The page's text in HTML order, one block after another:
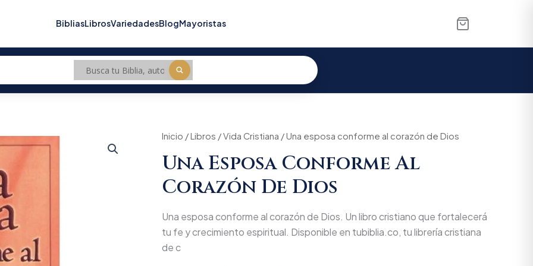
BibliasLibrosVariedadesBlogMayoristas
Inicio /Libros /Vida Cristiana / Una esposa conforme al corazón de Dios
Una Esposa Conforme Al
Corazón De Dios
Una esposa conforme al corazón de Dios. Un libro cristiano que fortalecerá
tu fe y crecimiento espiritual. Disponible en tubiblia.co, tu librería cristiana
de c
Original
price
was:
$74.300.
Current
price
is:
$52.900.
Una
conforme
al
corazón
de
cantidad